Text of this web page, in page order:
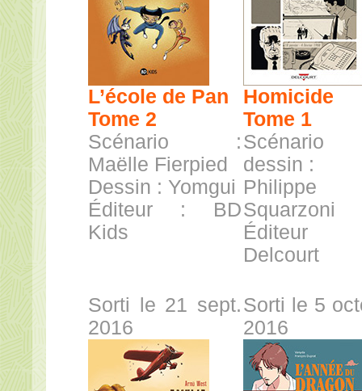
L’école de Pan
Tome 2
Scénario :
Maëlle Fierpied
Dessin : Yomgui
Éditeur : BD
Kids
Homicide
Tome 1
dessin :
Philippe
Squarzoni
Delcourt
Sorti le 21 sept.
2016
Sorti le 5
2016